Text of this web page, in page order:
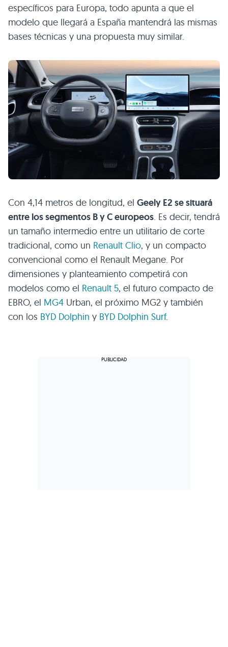
específicos para Europa, todo apunta a que el
modelo que llegará a España mantendrá las mismas
bases técnicas y una propuesta muy similar.
Con 4,14 metros de longitud, el Geely E2 se situará
entre los segmentos B y C europeos. Es decir, tendrá
un tamaño intermedio entre un utilitario de corte
tradicional, como un Renault Clio, y un compacto
convencional como el Renault Megane. Por
dimensiones y planteamiento competirá con
modelos como el Renault 5, el futuro compacto de
EBRO, el MG4 Urban, el próximo MG2 y también
con los BYD Dolphin y BYD Dolphin Surf.